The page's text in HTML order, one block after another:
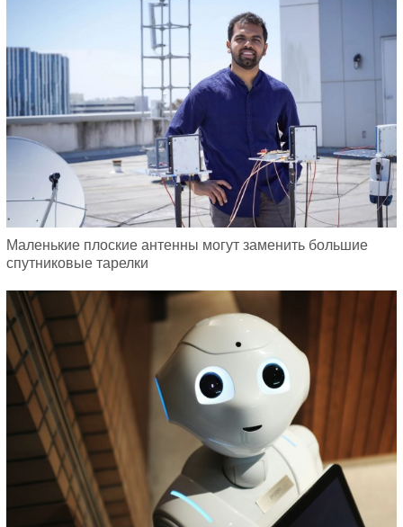
Маленькие плоские антенны могут заменить большие
спутниковые тарелки